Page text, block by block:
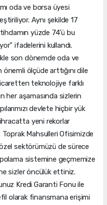
oda ve borsa üyesi
Aynı şekilde 17
yüzde 74’ü bu
ifadelerini kullandı.
son dönemde oda ve
ölçüde arttığını dile
teknolojiye farklı
her aşamasında sizlerin
devlete hiçbir yük
yeni rekorlar
Toprak Mahsulleri Ofisimizde
özel sektörümüzü de sürece
sistemine geçmemize
sizler öncülük ettiniz.
Kredi Garanti Fonu ile
olarak finansmana erişimi